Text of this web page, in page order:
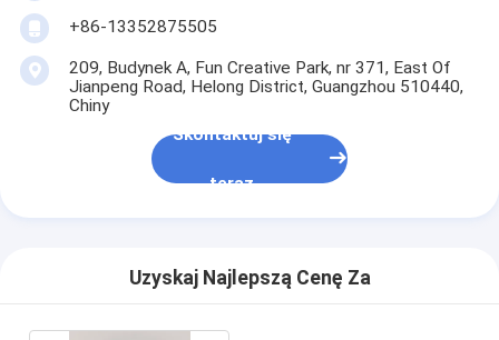
+86-13352875505
209, Budynek A, Fun Creative Park, nr 371, East Of
Jianpeng Road, Helong District, Guangzhou 510440,
Chiny
Skontaktuj się
teraz
Uzyskaj Najlepszą Cenę Za